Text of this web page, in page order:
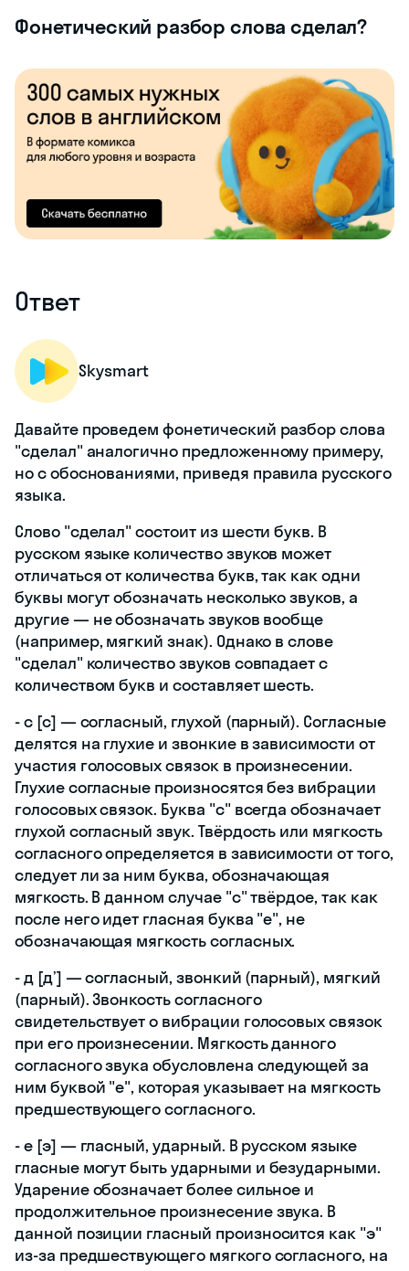
Фонетический разбор слова сделал?
Ответ
Skysmart
Давайте проведем фонетический разбор слова
"сделал" аналогично предложенному примеру,
но с обоснованиями, приведя правила русского
языка.
Слово "сделал" состоит из шести букв. В
русском языке количество звуков может
отличаться от количества букв, так как одни
буквы могут обозначать несколько звуков, а
другие — не обозначать звуков вообще
(например, мягкий знак). Однако в слове
"сделал" количество звуков совпадает с
количеством букв и составляет шесть.
- с [с] — согласный, глухой (парный). Согласные
делятся на глухие и звонкие в зависимости от
участия голосовых связок в произнесении.
Глухие согласные произносятся без вибрации
голосовых связок. Буква "с" всегда обозначает
глухой согласный звук. Твёрдость или мягкость
согласного определяется в зависимости от того,
следует ли за ним буква, обозначающая
мягкость. В данном случае "с" твёрдое, так как
после него идет гласная буква "е", не
обозначающая мягкость согласных.
- д [д’] — согласный, звонкий (парный), мягкий
(парный). Звонкость согласного
свидетельствует о вибрации голосовых связок
при его произнесении. Мягкость данного
согласного звука обусловлена следующей за
ним буквой "е", которая указывает на мягкость
предшествующего согласного.
- е [э] — гласный, ударный. В русском языке
гласные могут быть ударными и безударными.
Ударение обозначает более сильное и
продолжительное произнесение звука. В
данной позиции гласный произносится как "э"
из-за предшествующего мягкого согласного, на